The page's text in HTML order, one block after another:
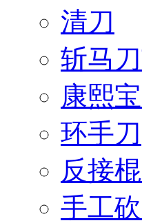
清刀
斩马
康熙
环手刀
反接
手工